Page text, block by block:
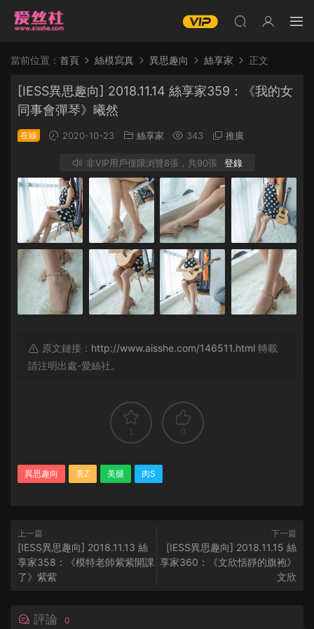
當前位置： 首頁 絲模寫真 異思趣向 絲享家 正文
[IESS異思趣向] 2018.11.14 絲享家359：《我的女
同事會彈琴》曦然
在線 2020-10-23 絲享家 343 推廣
非VIP用戶僅限浏覽8張，共90張 登錄
原文鏈接： http://www.aisshe.com/146511.html 轉載
請注明出處-愛絲社。
1 0
異思趣向 美Z 美腿 肉S
上一篇
[IESS異思趣向] 2018.11.13 絲
享家358：《模特老師紫紫開課
了》紫紫
下一篇
[IESS異思趣向] 2018.11.15 絲
享家360：《文欣恬靜的旗袍》
文欣
評論 0